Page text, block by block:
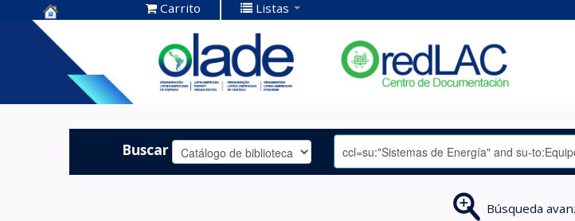
Centro de
Documentación
OLADE -
Carrito Listas
Buscar
Búsqueda